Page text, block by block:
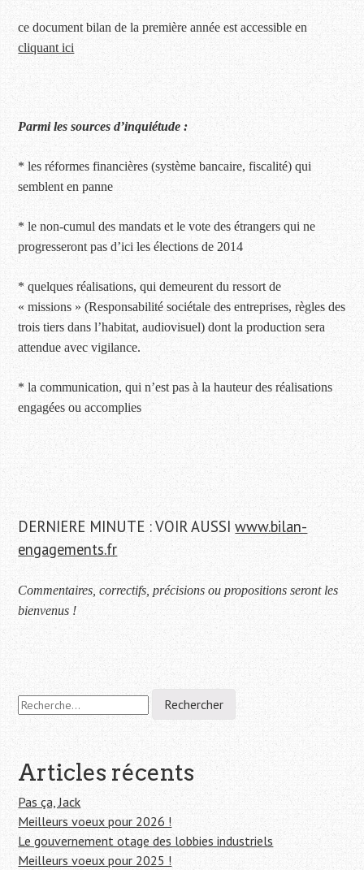
ce document bilan de la première année est accessible en
cliquant ici
Parmi les sources d’inquiétude :
* les réformes financières (système bancaire, fiscalité) qui
semblent en panne
* le non-cumul des mandats et le vote des étrangers qui ne
progresseront pas d’ici les élections de 2014
* quelques réalisations, qui demeurent du ressort de
« missions » (Responsabilité sociétale des entreprises, règles des
trois tiers dans l’habitat, audiovisuel) dont la production sera
attendue avec vigilance.
* la communication, qui n’est pas à la hauteur des réalisations
engagées ou accomplies
DERNIERE MINUTE : VOIR AUSSIwww.bilan-
engagements.fr
Commentaires, correctifs, précisions ou propositions seront les
bienvenus !
Navigation
de
l'article
R
e
e
r
c
h
e
r
Articles récents
Pas ça, Jack
Meilleurs voeux pour 2026 !
Le gouvernement otage des lobbies industriels
Meilleurs voeux pour 2025 !